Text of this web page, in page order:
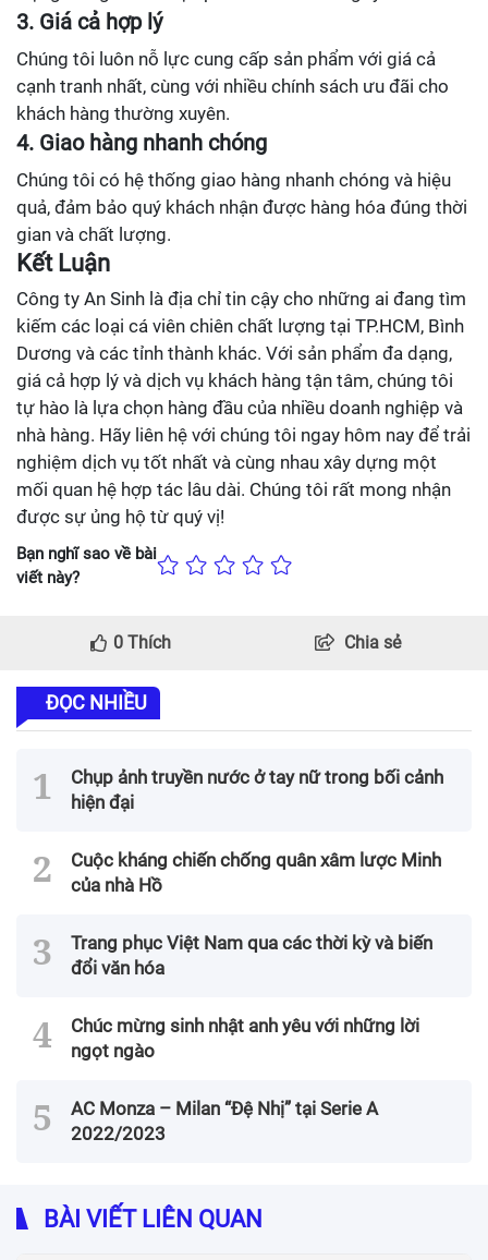
3. Giá cả hợp lý
Chúng tôi luôn nỗ lực cung cấp sản phẩm với giá cả
cạnh tranh nhất, cùng với nhiều chính sách ưu đãi cho
khách hàng thường xuyên.
4. Giao hàng nhanh chóng
Chúng tôi có hệ thống giao hàng nhanh chóng và hiệu
quả, đảm bảo quý khách nhận được hàng hóa đúng thời
gian và chất lượng.
Kết Luận
Công ty An Sinh là địa chỉ tin cậy cho những ai đang tìm
kiếm các loại cá viên chiên chất lượng tại TP.HCM, Bình
Dương và các tỉnh thành khác. Với sản phẩm đa dạng,
giá cả hợp lý và dịch vụ khách hàng tận tâm, chúng tôi
tự hào là lựa chọn hàng đầu của nhiều doanh nghiệp và
nhà hàng. Hãy liên hệ với chúng tôi ngay hôm nay để trải
nghiệm dịch vụ tốt nhất và cùng nhau xây dựng một
mối quan hệ hợp tác lâu dài. Chúng tôi rất mong nhận
được sự ủng hộ từ quý vị!
Bạn nghĩ sao về bài
viết này?
0 Thích Chia sẻ
ĐỌC NHIỀU
Chụp ảnh truyền nước ở tay nữ trong bối cảnh
hiện đại
Cuộc kháng chiến chống quân xâm lược Minh
của nhà Hồ
Trang phục Việt Nam qua các thời kỳ và biến
đổi văn hóa
Chúc mừng sinh nhật anh yêu với những lời
ngọt ngào
AC Monza – Milan “Đệ Nhị” tại Serie A
2022/2023
BÀI VIẾT LIÊN QUAN